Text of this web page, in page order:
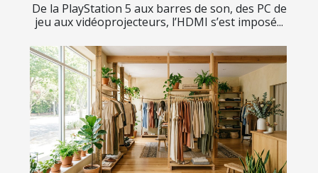
De la PlayStation 5 aux barres de son, des PC de
jeu aux vidéoprojecteurs, l’HDMI s’est imposé...